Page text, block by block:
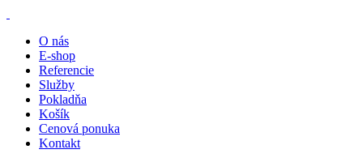
O nás
E-shop
Referencie
Služby
Pokladňa
Košík
Cenová ponuka
Kontakt